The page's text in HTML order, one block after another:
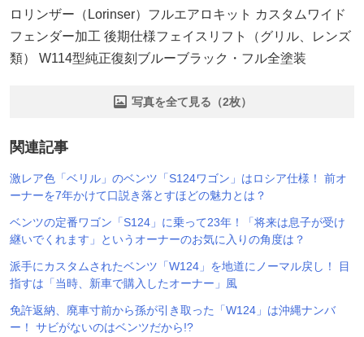
ロリンザー（Lorinser）フルエアロキット カスタムワイド
フェンダー加工 後期仕様フェイスリフト（グリル、レンズ
類） W114型純正復刻ブルーブラック・フル全塗装
写真を全て見る（2枚）
関連記事
激レア色「ベリル」のベンツ「S124ワゴン」はロシア仕様！ 前オ
ーナーを7年かけて口説き落とすほどの魅力とは？
ベンツの定番ワゴン「S124」に乗って23年！「将来は息子が受け
継いでくれます」というオーナーのお気に入りの角度は？
派手にカスタムされたベンツ「W124」を地道にノーマル戻し！ 目
指すは「当時、新車で購入したオーナー」風
免許返納、廃車寸前から孫が引き取った「W124」は沖縄ナンバ
ー！ サビがないのはベンツだから!?